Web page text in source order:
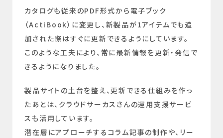
カタログも従来のPDF形式から電子ブック
（ActiBook）に変更し、新製品が1アイテムでも追
加された際はすぐに更新できるようにしています。
このような工夫により、常に最新情報を更新・発信で
きるようになりました。
製品サイトの土台を整え、更新できる仕組みを作っ
たあとは、クラウドサーカスさんの運用支援サービ
スも活用しています。
潜在層にアプローチするコラム記事の制作や、リー